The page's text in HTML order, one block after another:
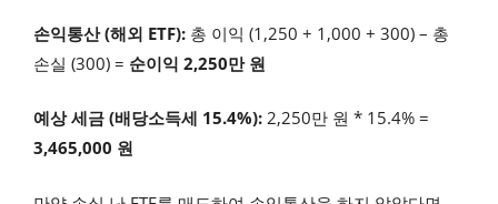
손익통산 (해외 ETF): 총 이익 (1,250 + 1,000 + 300) – 총
손실 (300) = 순이익 2,250만 원
예상 세금 (배당소득세 15.4%): 2,250만 원 * 15.4% =
3,465,000 원